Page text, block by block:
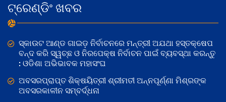
ଟ୍ରେଣ୍ଡିଂ ଖବର
ସ୍କାଉଟ ଆଣ୍ଡ ଗାଇଡ଼ ନିର୍ବାଚନରେ ମନ୍ତ୍ରୀ ଅଯଥା ହସ୍ତକ୍ଷେପ
ବନ୍ଦ କରି ସ୍ୱଚ୍ଛ ଓ ନିରପେକ୍ଷ ନିର୍ବାଚନ ପାଇଁ ବ୍ୟବସ୍ଥା କରନ୍ତୁ
: ଓଡିଶା ଅଭିଭାବକ ମହାସଂଘ
ଅବସରପ୍ରାପ୍ତ ଶିକ୍ଷୟିତ୍ରୀ ଶ୍ରୀମତୀ ଅନ୍ନପୂର୍ଣ୍ଣା ମିଶ୍ରଙ୍କ
ଅବସରକାଳୀନ ସମ୍ବର୍ଦ୍ଧନା